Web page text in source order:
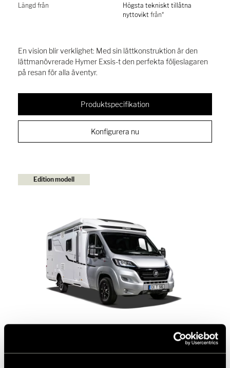
Längd från
Högsta tekniskt tillåtna
nyttovikt från*
En vision blir verklighet: Med sin lättkonstruktion är den
lättmanövrerade Hymer Exsis-t den perfekta följeslagaren
på resan för alla äventyr.
Produktspecifikation
Konfigurera nu
Edition modell